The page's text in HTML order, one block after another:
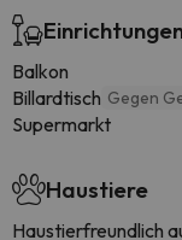
Balkon
Billardtisch Gegen
Supermarkt
Haustiere
Haustierfreundlich